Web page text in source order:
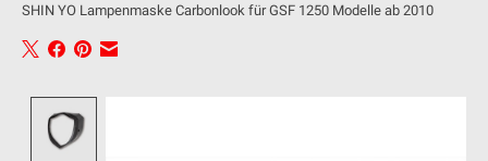
SHIN YO Lampenmaske Carbonlook für GSF 1250 Modelle ab 2010